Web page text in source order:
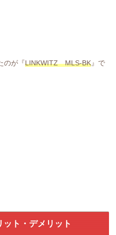
のが『LINKWITZ MLS-BK』で
ト・デメリット